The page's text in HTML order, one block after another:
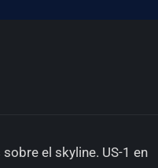
el skyline. US-1 en